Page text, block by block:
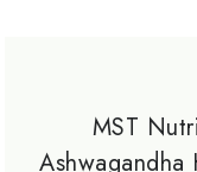
MST
Ashwagandha